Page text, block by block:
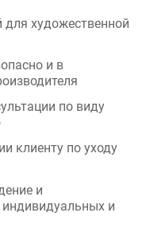
и в
по виду
по уходу
и
и
и с полной